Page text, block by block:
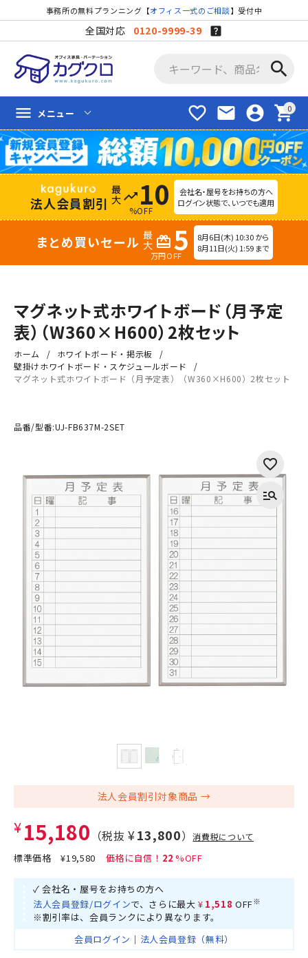
事務所の無料プランニング【オフィス一式のご相談】受付中
全国対応 0120-9999-39
search
favorite_border mail account_circle shopping_cart
menu メニュー
法人会員割引 trending_up 10
%OFF
会社名・屋号をお持ちの方へ
ログイン状態で、いつでも適用
まとめ買いセール redeem 5
万円OFF
8月6日(木) 10:30 から
8月11日(火) 1:59 まで
マグネット式ホワイトボード（月予定
表）（W360×H600）2枚セット
ホーム
ホワイトボード・掲示板
壁掛けホワイトボード・スケジュールボード
マグネット式ホワイトボード（月予定表）（W360×H600）2枚セット
品番/型番:UJ-FB637M-2SET
法人会員割引対象商品
¥15,180 （税抜 ¥13,800）消費税について
標準価格¥19,580 22
✓ 会社名・屋号をお持ちの方へ
法人会員登録/ログインで、さらに最大 ¥1,518 OFF※
※割引率は、会員ランクにより異なります。
会員ログイン ｜ 法人会員登録（無料）